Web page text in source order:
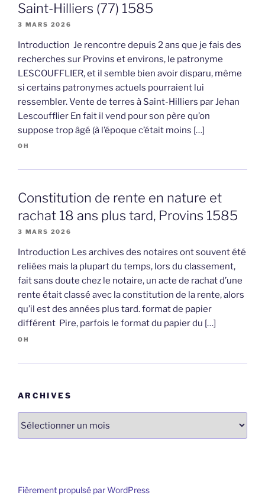
Saint-Hilliers (77) 1585
3 MARS 2026
Introduction Je rencontre depuis 2 ans que je fais des
recherches sur Provins et environs, le patronyme
LESCOUFFLIER, et il semble bien avoir disparu, même
si certains patronymes actuels pourraient lui
ressembler. Vente de terres à Saint-Hilliers par Jehan
Lescoufflier En fait il vend pour son père qu’on
suppose trop âgé (à l’époque c’était moins […]
OH
Constitution de rente en nature et
rachat 18 ans plus tard, Provins 1585
3 MARS 2026
Introduction Les archives des notaires ont souvent été
reliées mais la plupart du temps, lors du classement,
fait sans doute chez le notaire, un acte de rachat d’une
rente était classé avec la constitution de la rente, alors
qu’il est des années plus tard. format de papier
différent Pire, parfois le format du papier du […]
OH
ARCHIVES
Fièrement propulsé par WordPress